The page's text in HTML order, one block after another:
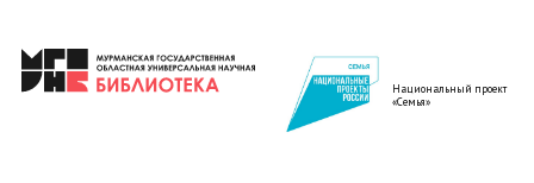
Национальный проект
«Семья»